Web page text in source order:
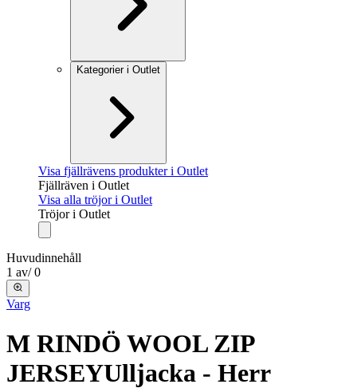
Kategorier i Outlet
Visa fjällrävens produkter i Outlet
Fjällräven i Outlet
Visa alla tröjor i Outlet
Tröjor i Outlet
Huvudinnehåll
1 av/ 0
Varg
M RINDÖ WOOL ZIP
JERSEYUlljacka - Herr